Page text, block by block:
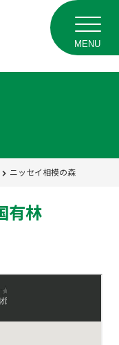
MENU
ニッセイ相模の森
有林